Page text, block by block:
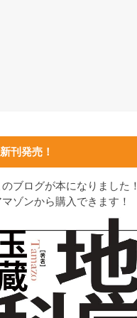
新刊発売！
のブログが本になりました！
マゾンから購入できます！